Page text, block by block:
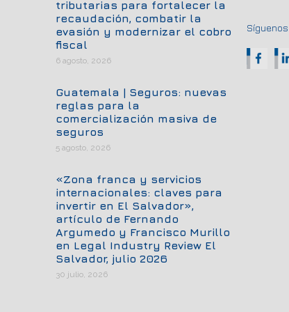
tributarias para fortalecer la
recaudación, combatir la
evasión y modernizar el cobro
fiscal
6 agosto, 2026
Guatemala | Seguros: nuevas
reglas para la
comercialización masiva de
seguros
5 agosto, 2026
«Zona franca y servicios
internacionales: claves para
invertir en El Salvador»,
artículo de Fernando
Argumedo y Francisco Murillo
en Legal Industry Review El
Salvador, julio 2026
30 julio, 2026